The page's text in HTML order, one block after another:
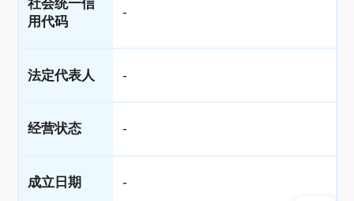
社会统一信
用代码
-
法定代表人 -
经营状态 -
成立日期 -